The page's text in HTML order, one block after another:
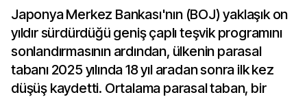
Japonya Merkez Bankası'nın (BOJ) yaklaşık on
yıldır sürdürdüğü geniş çaplı teşvik programını
sonlandırmasının ardından, ülkenin parasal
tabanı 2025 yılında 18 yıl aradan sonra ilk kez
düşüş kaydetti. Ortalama parasal taban, bir